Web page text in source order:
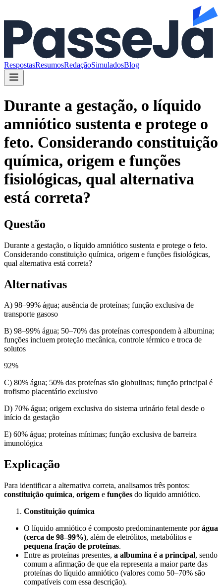
RespostasResumosRedaçãoSimuladosBlog
Durante a gestação, o líquido
amniótico sustenta e protege o
feto. Considerando constituição
química, origem e funções
fisiológicas, qual alternativa
está correta?
Questão
Durante a gestação, o líquido amniótico sustenta e protege o feto.
Considerando constituição química, origem e funções fisiológicas,
qual alternativa está correta?
Alternativas
A) 98–99% água; ausência de proteínas; função exclusiva de
transporte gasoso
B) 98–99% água; 50–70% das proteínas correspondem à albumina;
funções incluem proteção mecânica, controle térmico e troca de
solutos
92%
C) 80% água; 50% das proteínas são globulinas; função principal é
trofismo placentário exclusivo
D) 70% água; origem exclusiva do sistema urinário fetal desde o
início da gestação
E) 60% água; proteínas mínimas; função exclusiva de barreira
imunológica
Explicação
Para identificar a alternativa correta, analisamos três pontos:
constituição química, origem e funções do líquido amniótico.
Constituição química
O líquido amniótico é composto predominantemente porágua
(cerca de 98–99%), além de eletrólitos, metabólitos e
pequena fração de proteínas.
Entre as proteínas presentes, a albumina é a principal, sendo
comum a afirmação de que ela representa a maior parte das
proteínas do líquido amniótico (valores como 50–70% são
compatíveis com essa descrição).